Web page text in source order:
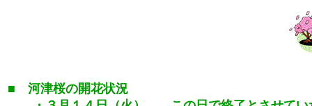
■ 河津桜の開花状況